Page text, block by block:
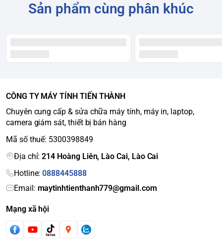
Sản phẩm cùng phân khúc
CÔNG TY MÁY TÍNH TIẾN THÀNH
Chuyên cung cấp & sửa chữa máy tính, máy in, laptop,
camera giám sát, thiết bị bán hàng
Mã số thuế: 5300398849
Địa chỉ:214 Hoàng Liên, Lào Cai, Lào Cai
Hotline:0888445888
Email: maytinhtienthanh779@gmail.com
Mạng xã hội